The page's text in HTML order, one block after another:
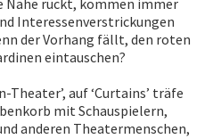
Interessenverstrickungen
der Vorhang fällt, den roten
eintauschen?
Theater’, auf ‘Curtains’ träfe
mit Schauspielern,
anderen Theatermenschen,